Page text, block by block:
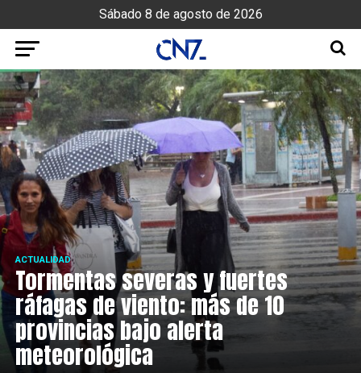
Sábado 8 de agosto de 2026
ACTUALIDAD
Tormentas severas y fuertes
ráfagas de viento: más de 10
provincias bajo alerta
meteorológica